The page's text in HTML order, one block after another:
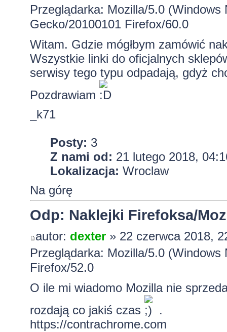
Przeglądarka: Mozilla/5.0
Gecko/20100101 Firefox/60.0
Witam. Gdzie mógłbym zamówić
Wszystkie linki do oficjalnych
serwisy tego typu odpadają, gdyż
Pozdrawiam
_k71
Posty: 3
Z nami od: 21 lutego 2018,
Lokalizacja: Wroclaw
Na górę
Odp: Naklejki Firefoksa/
autor: dexter» 22 czerwca 2018,
Przeglądarka: Mozilla/5.0
Firefox/52.0
O ile mi wiadomo Mozilla nie
rozdają co jakiś czas
.
https://contrachrome.com